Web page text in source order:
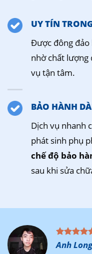
UY TÍN
Được đông đảo
nhờ chất
vụ tận tâm.
BẢO HÀNH
Dịch vụ nhanh
phát sinh phụ
chế độ bảo
sau khi sửa
Anh